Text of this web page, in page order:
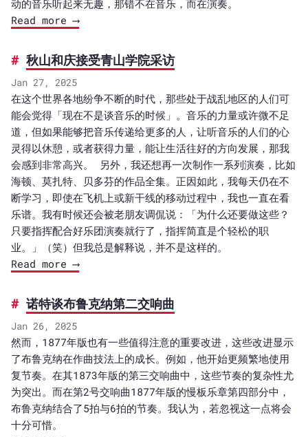
动的音乐听起来无趣，那错不在音乐，而在演奏。
Read more ⟶
秋山和庆接受青山学院采访
Jan 27, 2025
在这个世界各地纷争不断的时代，那些处于战乱地区的人们可
能会觉得「现在不是谈音乐的时候」。音乐的力量或许微不足
道，但如果能够把音乐传递给更多的人，让听音乐的人们的心
灵得以休憩，或者获得力量，能让生活往好的方向发展，那我
会感到非常高兴。 另外，我还想再一次制作一系列演奏，比如
海顿、莫扎特、贝多芬的作品全集。正因如此，我每天仍在不
断学习，即使在飞机上或新干线的移动过程中，我也一直在看
乐谱。我有时候还会被老朋友调侃说：「为什么还要做这些？
只要指挥配合好乐团演奏就行了，指挥简直是个轻松的职
业。」（笑）但我总是解释说，并不是这样的。
Read more ⟶
诺特谈布鲁克纳第二交响曲
Jan 26, 2025
然而，1877年版也有一些值得注意的重要改进，这些改进显示
了布鲁克纳在作曲技法上的成长。例如，他开始更频繁地使用
复节奏。在其1873年版的第三交响曲中，这些节奏的复杂性尤
为突出。而在第2号交响曲1877年版的慢板乐章第四部分中，
布鲁克纳结合了5拍与6拍的节奏。我认为，若忽视这一点将会
十分可惜。